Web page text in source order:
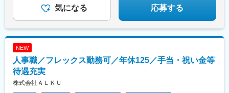
気になる 応募する
NEW
人事職／フレックス勤務可／年休125／手当・祝い金等
待遇充実
株式会社ＡＬＫＵ